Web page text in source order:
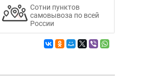
Сотни пунктов
самовывоза по всей
России